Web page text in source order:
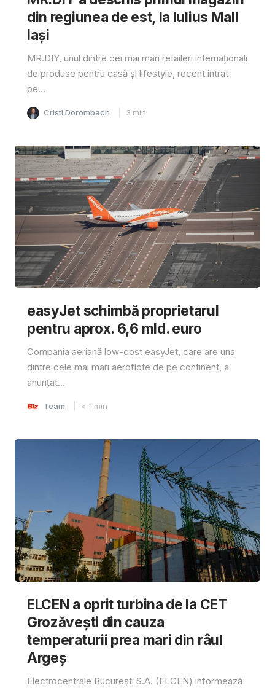
din regiunea de est, la Iulius Mall
Iași
MR.DIY, unul dintre cei mai mari retaileri internaționali
de produse pentru casă și lifestyle, recent intrat
pe...
Cristi Dorombach 3 min
easyJet schimbă proprietarul
pentru aprox. 6,6 mld. euro
Compania aeriană low-cost easyJet, care are una
dintre cele mai mari aeroflote de pe continent, a
anunțat...
Team < 1 min
ELCEN a oprit turbina de la CET
Grozăvești din cauza
temperaturii prea mari din râul
Argeș
Electrocentrale București S.A. (ELCEN) informează